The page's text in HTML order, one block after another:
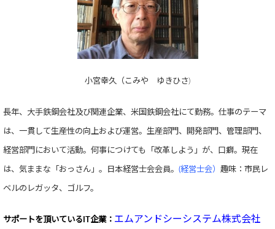
小宮幸久（こみや ゆきひさ)
長年、大手鉄鋼会社及び関連企業、米国鉄鋼会社にて勤務。仕事のテーマ
は、一貫して生産性の向上および運営。生産部門、開発部門、管理部門、
経営部門において活動。何事につけても「改革しよう」が、口癖。現在
は、気ままな「おっさん」。日本経営士会会員。 (経営士会） 趣味：市民レ
ベルのレガッタ、ゴルフ。
サポートを頂いている IT企業： エムアンドシーシステム株式会社